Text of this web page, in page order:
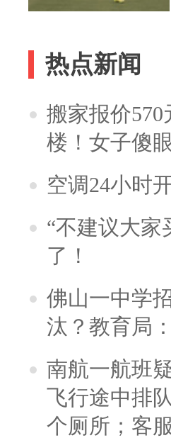
热点新闻
搬家报价
楼！女子傻
空调24小时
“不建议大家
了！
佛山一中学
汰？教育局
南航一航班
飞行途中排
个厕所；客